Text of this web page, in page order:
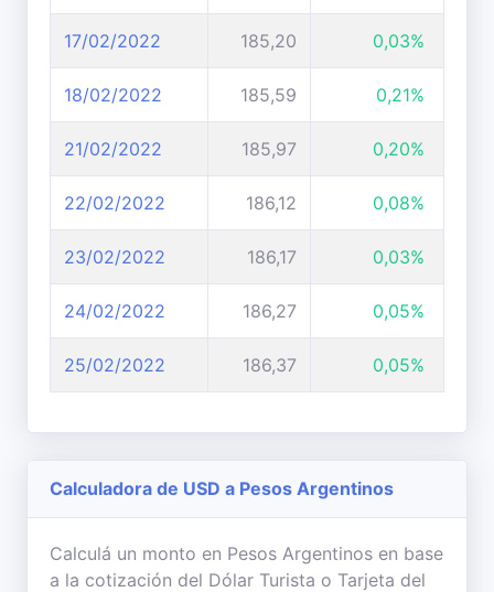
17/02/2022 185,20 0,03%
18/02/2022 185,59 0,21%
21/02/2022 185,97 0,20%
22/02/2022 186,12 0,08%
23/02/2022 186,17 0,03%
24/02/2022 186,27 0,05%
25/02/2022 186,37 0,05%
Calculadora de USD a Pesos Argentinos
Calculá un monto en Pesos Argentinos en base
a la cotización del Dólar Turista o Tarjeta del